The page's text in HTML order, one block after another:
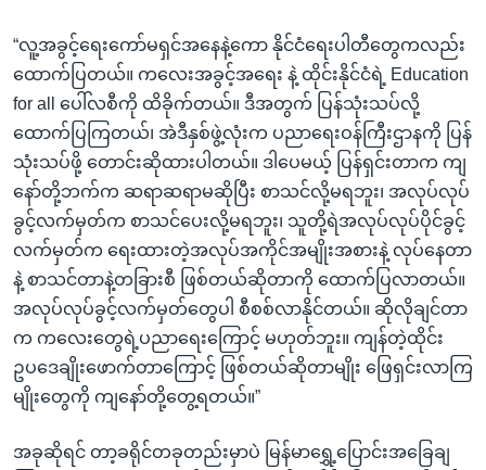
“လူ့အခွင့်ရေးကော်မရှင်အနေနဲ့ကော နိုင်ငံရေးပါတီတွေကလည်း
ထောက်ပြတယ်။ ကလေးအခွင့်အရေး နဲ့ ထိုင်းနိုင်ငံရဲ့ Education
for all ပေါ်လစီကို ထိခိုက်တယ်။ ဒီအတွက် ပြန်သုံးသပ်လို့
ထောက်ပြကြတယ်၊ အဲဒီနှစ်ဖွဲ့လုံးက ပညာရေးဝန်ကြီးဌာနကို ပြန်
သုံးသပ်ဖို့ တောင်းဆိုထားပါတယ်။ ဒါပေမယ့် ပြန်ရှင်းတာက ကျ
နော်တို့ဘက်က ဆရာဆရာမဆိုပြီး စာသင်လို့မရဘူး၊ အလုပ်လုပ်
ခွင့်လက်မှတ်က စာသင်ပေးလို့မရဘူး၊ သူတို့ရဲအလုပ်လုပ်ပိုင်ခွင့်
လက်မှတ်က ရေးထားတဲ့အလုပ်အကိုင်အမျိုးအစားနဲ့ လုပ်နေတာ
နဲ့ စာသင်တာနဲ့တခြားစီ ဖြစ်တယ်ဆိုတာကို ထောက်ပြလာတယ်။
အလုပ်လုပ်ခွင့်လက်မှတ်တွေပါ စီစစ်လာနိုင်တယ်။ ဆိုလိုချင်တာ
က ကလေးတွေရဲ့ပညာရေးကြောင့် မဟုတ်ဘူး။ ကျန်တဲ့ထိုင်း
ဥပဒေချိုးဖောက်တာကြောင့် ဖြစ်တယ်ဆိုတာမျိုး ဖြေရှင်းလာကြ
မျိုးတွေကို ကျနော်တို့တွေ့ရတယ်။”
အခုဆိုရင် တာ့ခရိုင်တခုတည်းမှာပဲ မြန်မာရွှေ့ပြောင်းအခြေချ